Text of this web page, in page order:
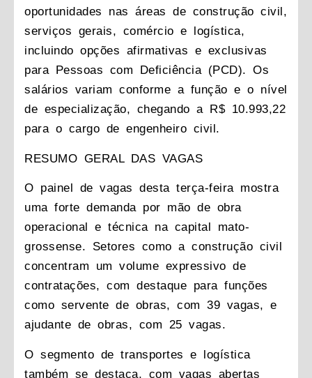
oportunidades nas áreas de construção civil,
serviços gerais, comércio e logística,
incluindo opções afirmativas e exclusivas
para Pessoas com Deficiência (PCD). Os
salários variam conforme a função e o nível
de especialização, chegando a R$ 10.993,22
para o cargo de engenheiro civil.
RESUMO GERAL DAS VAGAS
O painel de vagas desta terça-feira mostra
uma forte demanda por mão de obra
operacional e técnica na capital mato-
grossense. Setores como a construção civil
concentram um volume expressivo de
contratações, com destaque para funções
como servente de obras, com 39 vagas, e
ajudante de obras, com 25 vagas.
O segmento de transportes e logística
também se destaca, com vagas abertas